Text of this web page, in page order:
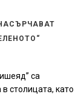
са
столицата, като